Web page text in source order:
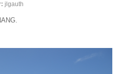
jlgauth